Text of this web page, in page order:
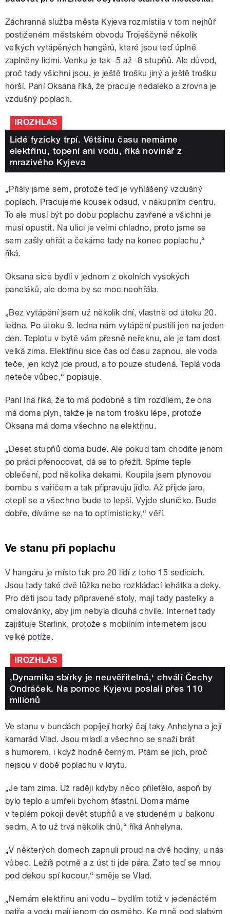
Záchranná služba města Kyjeva rozmístila v tom nejhůř
postiženém městském obvodu Troješčyně několik
velkých vytápěných hangárů, které jsou teď úplně
zaplněny lidmi. Venku je tak -5 až -8 stupňů. Ale důvod,
proč tady všichni jsou, je ještě trošku jiný a ještě trošku
horší. Paní Oksana říká, že pracuje nedaleko a zrovna je
vzdušný poplach.
IROZHLAS
Lidé fyzicky trpí. Většinu času nemáme
elektřinu, topení ani vodu, říká novinář z
mrazivého Kyjeva
„Přišly jsme sem, protože teď je vyhlášený vzdušný
poplach. Pracujeme kousek odsud, v nákupním centru.
To ale musí být po dobu poplachu zavřené a všichni je
musí opustit. Na ulici je velmi chladno, proto jsme se
sem zašly ohřát a čekáme tady na konec poplachu,“
říká.
Oksana sice bydlí v jednom z okolních vysokých
paneláků, ale doma by se moc neohřála.
„Bez vytápění jsem už několik dní, vlastně od útoku 20.
ledna. Po útoku 9. ledna nám vytápění pustili jen na jeden
den. Teplotu v bytě vám přesně neřeknu, ale je tam dost
velká zima. Elektřinu sice čas od času zapnou, ale voda
teče, jen když jde proud, a to pouze studená. Teplá voda
neteče vůbec,“ popisuje.
Paní Ina říká, že to má podobně s tím rozdílem, že ona
má doma plyn, takže je na tom trošku lépe, protože
Oksana má doma všechno na elektřinu.
„Deset stupňů doma bude. Ale pokud tam chodíte jenom
po práci přenocovat, dá se to přežít. Spíme teple
oblečení, pod několika dekami. Koupila jsem plynovou
bombu s vařičem a tak připravuju jídlo. Až přijde jaro,
oteplí se a všechno bude to lepší. Vyjde sluníčko. Bude
dobře, díváme se na to optimisticky,“ věří.
Ve stanu při poplachu
V hangáru je místo tak pro 20 lidí z toho 15 sedících.
Jsou tady také dvě lůžka nebo rozkládací lehátka a deky.
Pro děti jsou tady připravené stoly, mají tady pastelky a
omalovánky, aby jim nebyla dlouhá chvíle. Internet tady
zajišťuje Starlink, protože s mobilním internetem jsou
velké potíže.
IROZHLAS
,Dynamika sbírky je neuvěřitelná,‘ chválí Čechy
Ondráček. Na pomoc Kyjevu poslali přes 110
milionů
Ve stanu v bundách popíjejí horký čaj taky Anhelyna a její
kamarád Vlad. Jsou mladí a všechno se snaží brát
s humorem, i když hodně černým. Ptám se jich, proč
nejsou v době poplachu v krytu.
„Je tam zima. Už raději kdyby něco přiletělo, aspoň by
bylo teplo a umřeli bychom šťastní. Doma máme
v teplém pokoji devět stupňů a ve studeném u balkonu
sedm. A to už trvá několik dnů,“ říká Anhelyna.
„V některých domech zapnuli proud na dvě hodiny, u nás
vůbec. Ležíš potmě a z úst ti jde pára. Zato teď se mnou
pod dekou spí kocour,“ směje se Vlad.
„Nemám elektřinu ani vodu – bydlím totiž v jedenáctém
patře a vodu mají jenom do osmého. Ke mně pod slabým